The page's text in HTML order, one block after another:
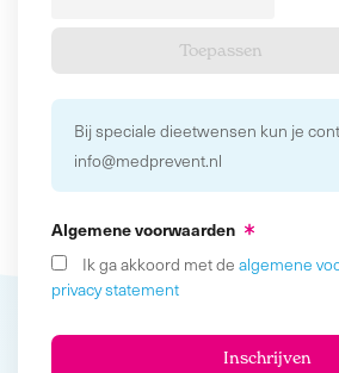
Bij speciale dieetwensen kun je
info@medprevent.nl
Algemene voorwaarden
Ik ga akkoord met de algemene
privacy statement